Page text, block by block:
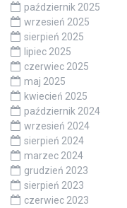
październik 2025
wrzesień 2025
sierpień 2025
lipiec 2025
czerwiec 2025
maj 2025
kwiecień 2025
październik 2024
wrzesień 2024
sierpień 2024
marzec 2024
grudzień 2023
sierpień 2023
czerwiec 2023